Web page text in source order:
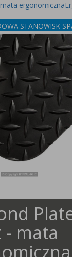
ergonomiczna
STANOWISK
- mata